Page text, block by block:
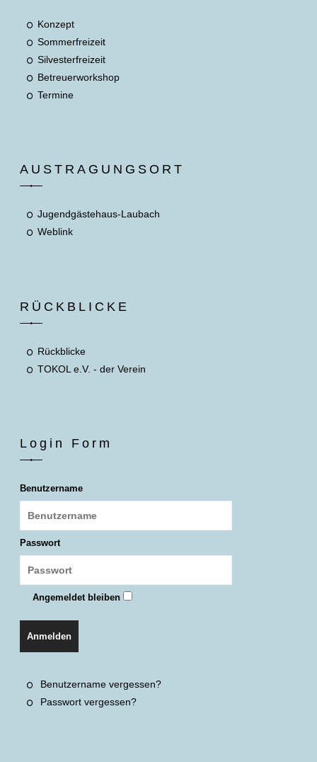
Konzept
Sommerfreizeit
Silvesterfreizeit
Betreuerworkshop
Termine
AUSTRAGUNGSORT
Jugendgästehaus-Laubach
Weblink
RÜCKBLICKE
Rückblicke
TOKOL e.V. - der Verein
Login Form
Benutzername
Passwort
Angemeldet bleiben
Anmelden
Benutzername vergessen?
Passwort vergessen?